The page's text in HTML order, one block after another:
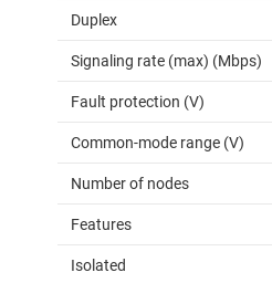
Duplex
Signaling rate (max) (Mbps)
Fault protection (V)
Common-mode range (V)
Number of nodes
Features
Isolated